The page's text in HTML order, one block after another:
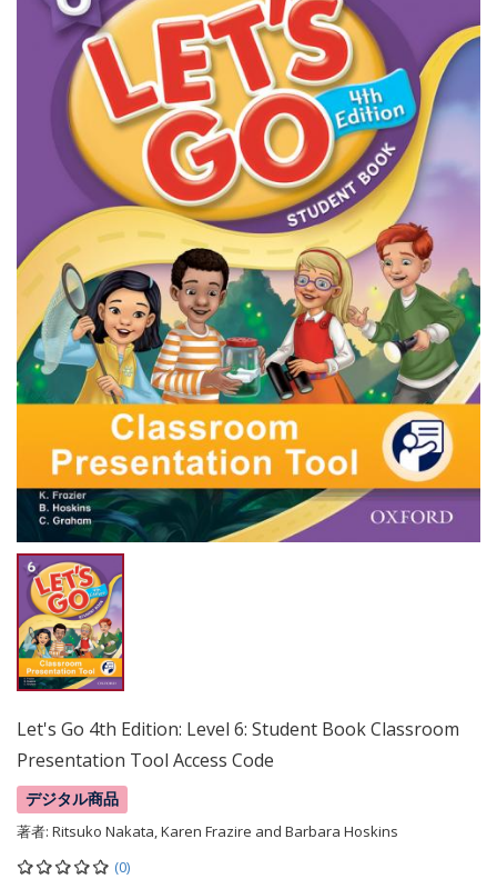
Let's Go 4th Edition: Level 6: Student Book Classroom
Presentation Tool Access Code
デジタル商品
著者: Ritsuko Nakata, Karen Frazire and Barbara Hoskins
(0)